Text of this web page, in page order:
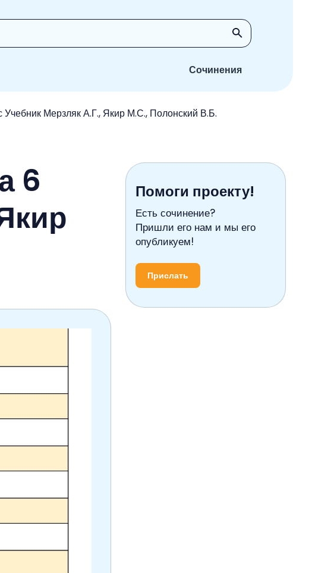
Сочинения
Учебник Мерзляк А.Г., Якир М.С., Полонский В.Б.
6
Помоги проекту!
Есть сочинение?
Пришли его нам и мы его
опубликуем!
Прислать